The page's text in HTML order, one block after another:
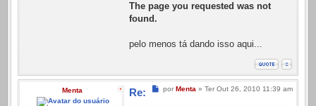
The page you requested was not
found.
pelo menos tá dando isso aqui...
Menta Mensagem
por Menta » Ter Out 26, 2010 11:39 am
Re: